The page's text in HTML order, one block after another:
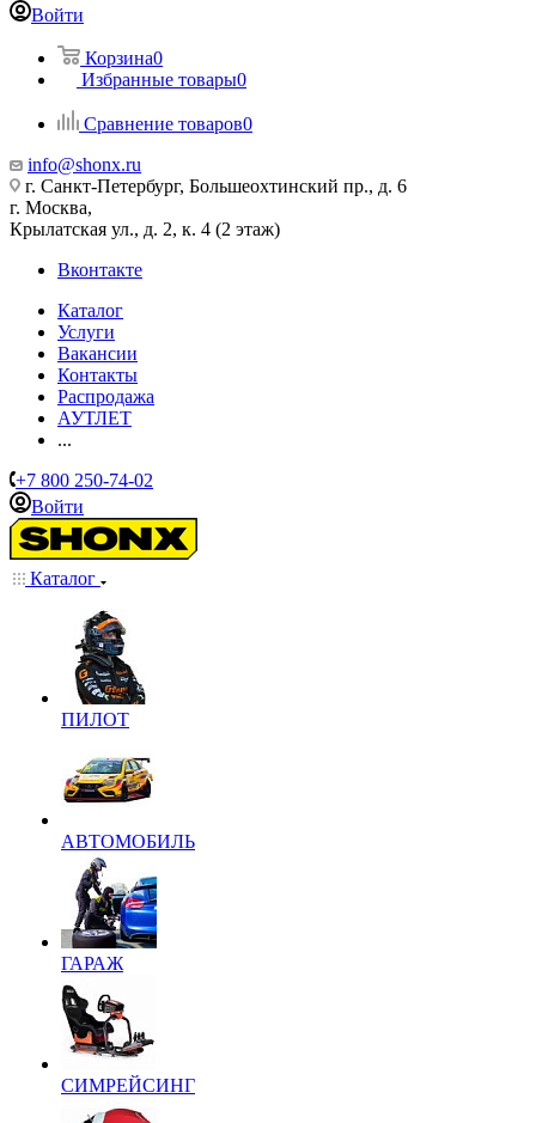
Войти
Корзина0
Избранные товары0
Сравнение товаров0
info@shonx.ru
г. Санкт-Петербург, Большеохтинский пр., д. 6
г. Москва,
Крылатская ул., д. 2, к. 4 (2 этаж)
Вконтакте
Каталог
Услуги
Вакансии
Контакты
Распродажа
АУТЛЕТ
...
+7 800 250-74-02
Войти
Каталог
ПИЛОТ
АВТОМОБИЛЬ
ГАРАЖ
СИМРЕЙСИНГ